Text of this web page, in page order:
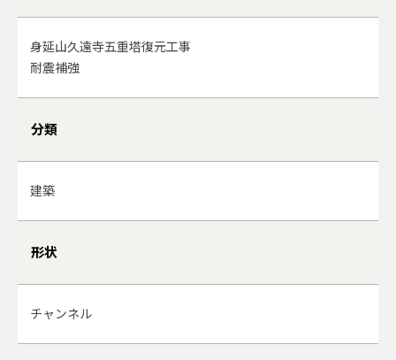
身延山久遠寺五重塔復元工事
耐震補強
分類
建築
形状
チャンネル